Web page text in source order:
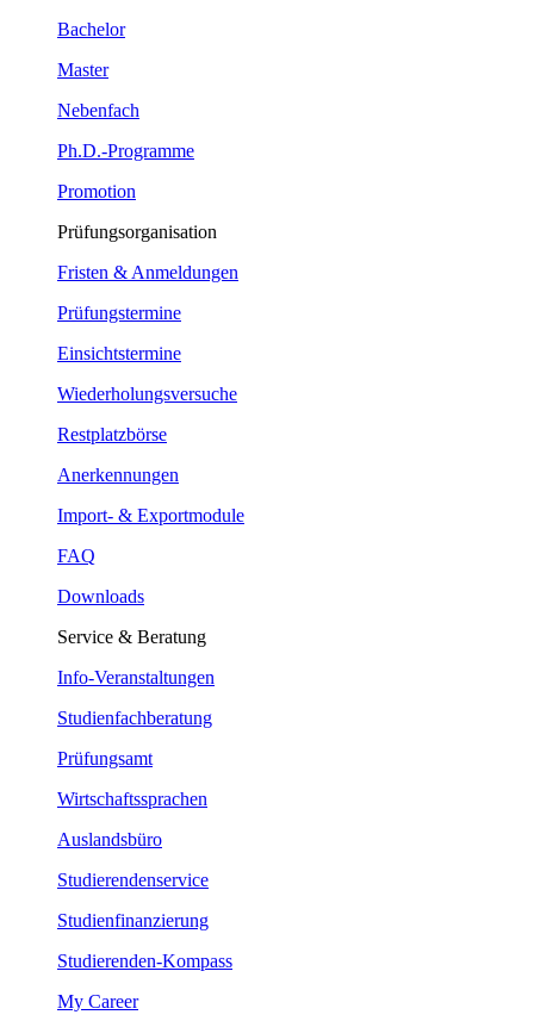
Bachelor
Master
Nebenfach
Ph.D.-Programme
Promotion
Prüfungsorganisation
Fristen & Anmeldungen
Prüfungstermine
Einsichtstermine
Wiederholungsversuche
Restplatzbörse
Anerkennungen
Import- & Exportmodule
FAQ
Downloads
Service & Beratung
Info-Veranstaltungen
Studienfachberatung
Prüfungsamt
Wirtschaftssprachen
Auslandsbüro
Studierendenservice
Studienfinanzierung
Studierenden-Kompass
My Career